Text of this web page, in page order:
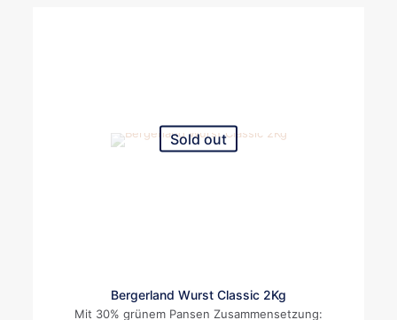
Sold out
Bergerland Wurst Classic 2Kg
Mit 30% grünem Pansen Zusammensetzung: